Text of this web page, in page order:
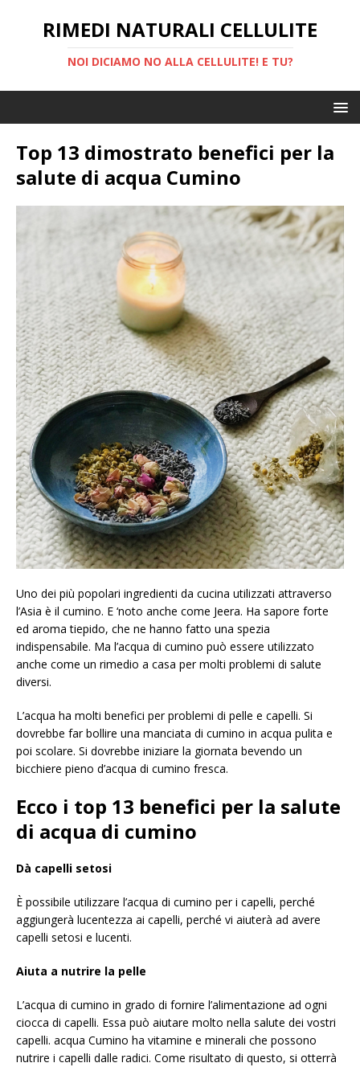
RIMEDI NATURALI CELLULITE
NOI DICIAMO NO ALLA CELLULITE! E TU?
Top 13 dimostrato benefici per la
salute di acqua Cumino
Uno dei più popolari ingredienti da cucina utilizzati attraverso
l’Asia è il cumino. E ‘noto anche come Jeera. Ha sapore forte
ed aroma tiepido, che ne hanno fatto una spezia
indispensabile. Ma l’acqua di cumino può essere utilizzato
anche come un rimedio a casa per molti problemi di salute
diversi.
L’acqua ha molti benefici per problemi di pelle e capelli. Si
dovrebbe far bollire una manciata di cumino in acqua pulita e
poi scolare. Si dovrebbe iniziare la giornata bevendo un
bicchiere pieno d’acqua di cumino fresca.
Ecco i top 13 benefici per la salute
di acqua di cumino
Dà capelli setosi
È possibile utilizzare l’acqua di cumino per i capelli, perché
aggiungerà lucentezza ai capelli, perché vi aiuterà ad avere
capelli setosi e lucenti.
Aiuta a nutrire la pelle
L’acqua di cumino in grado di fornire l’alimentazione ad ogni
ciocca di capelli. Essa può aiutare molto nella salute dei vostri
capelli. acqua Cumino ha vitamine e minerali che possono
nutrire i capelli dalle radici. Come risultato di questo, si otterrà